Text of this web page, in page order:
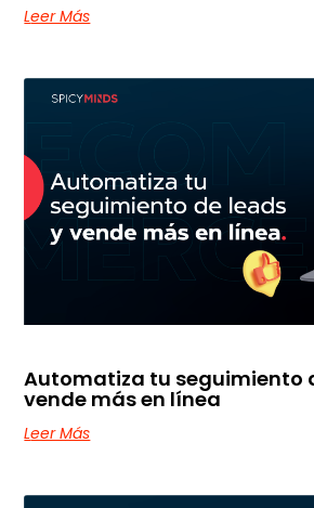
Leer Más
Automatiza tu seguimiento
vende más en línea
Leer Más